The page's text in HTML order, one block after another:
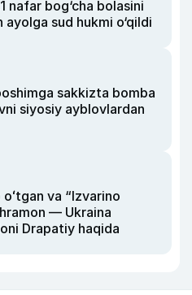
nafar bog‘cha bolasini
sud hukmi o‘qildi
sakkizta bomba
siyosiy ayblovlardan
va “Izvarino
— Ukraina
Drapatiy haqida